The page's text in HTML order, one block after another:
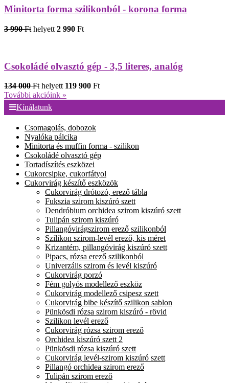
Minitorta forma szilikonból - korona forma
3 990 Ft helyett 2 990 Ft
Csokoládé olvasztó gép - 3,5 literes, analóg
134 000 Fthelyett 119 900 Ft
További akcióink »
Kínálatunk
Csomagolás, dobozok
Nyalóka pálcika
Minitorta és muffin forma - szilikon
Csokoládé olvasztó gép
Tortadíszítés eszközei
Cukorcsipke, cukorfátyol
Cukorvirág készítő eszközök
Cukorvirág drótozó, erező tábla
Fukszia szirom kiszúró szett
Dendróbium orchidea szirom kiszúró szett
Tulipán szirom kiszúró
Pillangóvirágszirom erező szilikonból
Szilikon szirom-levél erező, kis méret
Krizantém, pillangóvirág kiszúró szett
Pipacs, rózsa erező szilikonból
Univerzális szirom és levél kiszúró
Cukorvirág porzó
Fém golyós modellező eszköz
Cukorvirág modellező csipesz szett
Cukorvirág bibe készítő szilikon sablon
Pünkösdi rózsa szirom kiszúró - rövid
Szilikon levél erező
Cukorvirág rózsa szirom erező
Orchidea kiszúró szett 2
Pünkösdi rózsa kiszúró szett
Cukorvirág levél-szirom kiszúró szett
Pillangó orchidea szirom erező
Tulipán szirom erező